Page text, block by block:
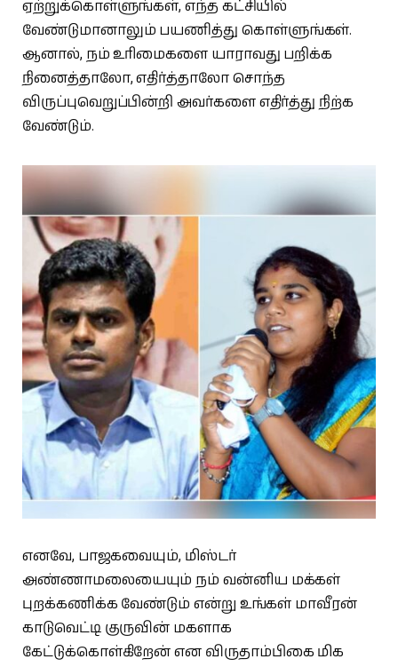
ஏற்றுக்கொள்ளுங்கள், எந்த கட்சியில்
வேண்டுமானாலும் பயணித்து கொள்ளுங்கள்.
ஆனால், நம் உரிமைகளை யாராவது பறிக்க
நினைத்தாலோ, எதிர்த்தாலோ சொந்த
விருப்புவெறுப்பின்றி அவர்களை எதிர்த்து நிற்க
வேண்டும்.
எனவே, பாஜகவையும், மிஸ்டர்
அண்ணாமலையையும் நம் வன்னிய மக்கள்
புறக்கணிக்க வேண்டும் என்று உங்கள் மாவீரன்
காடுவெட்டி குருவின் மகளாக
கேட்டுக்கொள்கிறேன் என விருதாம்பிகை மிக